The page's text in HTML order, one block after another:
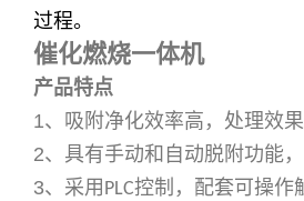
过程。
催化燃烧一体机
产品特点
1、吸附净化效率高，处理效
2、具有手动和自动脱附功能
3、采用 PLC控制，配套可操作